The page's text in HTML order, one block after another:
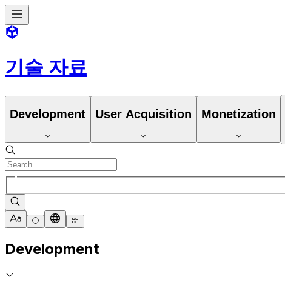
기술 자료
Development User Acquisition Monetization
Development